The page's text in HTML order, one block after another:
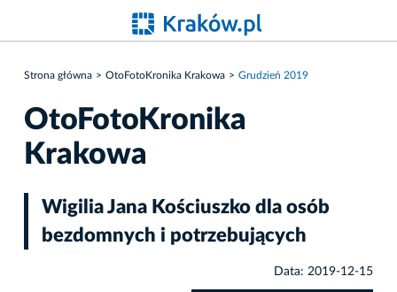
Strona główna OtoFotoKronika Krakowa Grudzień 2019
OtoFotoKronika
Krakowa
Wigilia Jana Kościuszko dla osób
bezdomnych i potrzebujących
Data: 2019-12-15